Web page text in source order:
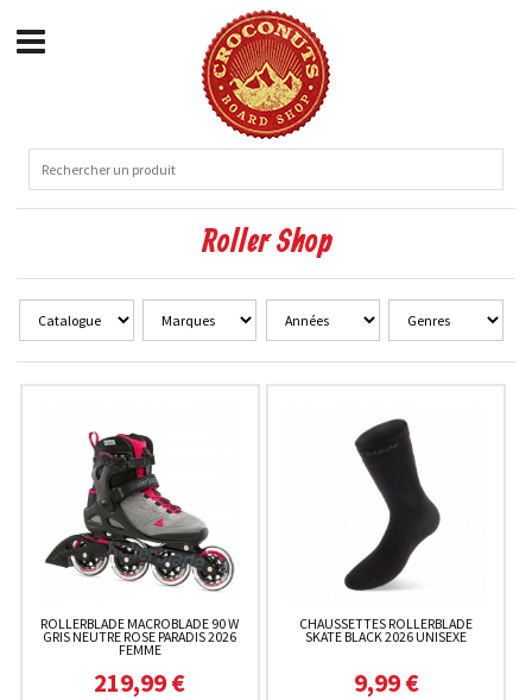
Roller Shop
ROLLERBLADE MACROBLADE 90 W
GRIS NEUTRE ROSE PARADIS 2026
FEMME
219,99 €
CHAUSSETTES ROLLERBLADE
SKATE BLACK 2026 UNISEXE
9,99 €